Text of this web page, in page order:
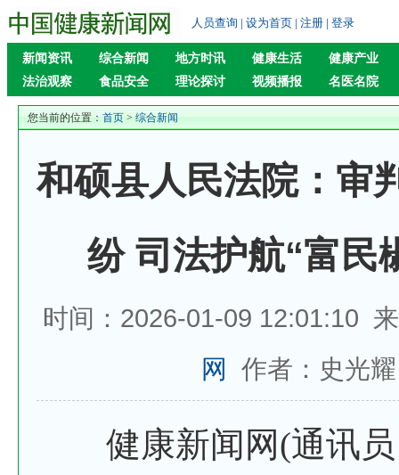
人员查询 | 设为首页 | 注册 | 登录
新闻资讯 综合新闻 地方时讯 健康生活
健康产业
法治观察
食品安全 理论探讨 视频播报 名医名院
您当前的位置： 首页 > 综合新闻
和硕县人民法院：审
纷 司法护航“富民
时间：2026-01-09 12:01:10
网
作者：史光耀
健康新闻网(通讯员